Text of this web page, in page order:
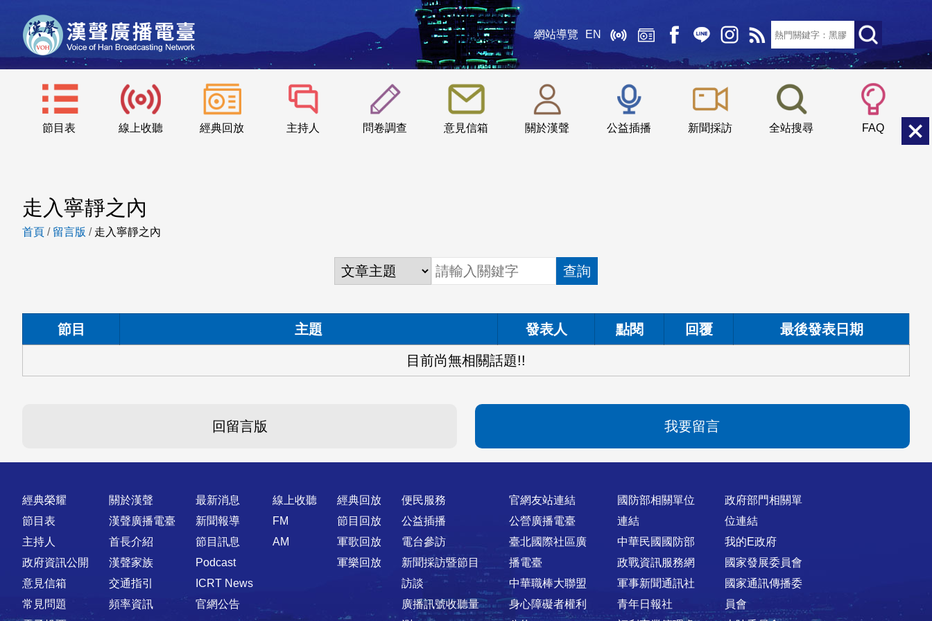
網站導覽 EN
節目表 線上收聽 經典回放 主持人 問卷調查 意見信箱 關於漢聲 公益插播 新聞採訪 全站搜尋 FAQ
::: 小 中
走入寧靜之內
首頁 / 留言版 / 走入寧靜之內
查詢
節目 主題 發表人 點閱 回覆 最後發表日期
目前尚無相關話題!!
回留言版 我要留言
快速連結
經典榮耀
節目表
主持人
政府資訊公開
意見信箱
常見問題
關於漢聲
漢聲廣播電臺
首長介紹
漢聲家族
交通指引
頻率資訊
最新消息
新聞報導
節目訊息
Podcast
ICRT News
官網公告
線上收聽
FM
AM
經典回放
節目回放
軍歌回放
軍樂回放
便民服務
公益插播
電台參訪
新聞採訪暨節目
訪談
廣播訊號收聽量
官網友站連結
公營廣播電臺
臺北國際社區廣
播電臺
中華職棒大聯盟
身心障礙者權利
國防部相關單位
連結
中華民國國防部
政戰資訊服務網
軍事新聞通訊社
青年日報社
政府部門相關單
位連結
我的E政府
國家發展委員會
國家通訊傳播委
員會